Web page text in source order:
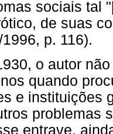
sociais tal
de suas
p. 116).
o autor
quando
e instituições
problemas
entrave,